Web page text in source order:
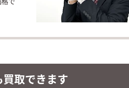
買取できます